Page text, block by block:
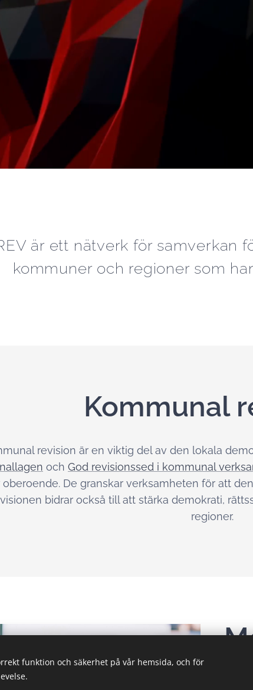
är ett nätverk för samverkan
kommuner och regioner som
Kommunal
revision är en viktig del av den lokala
och God revisionssed i kommunal
oberoende. De granskar verksamheten för att
bidrar också till att stärka demokrati,
regioner.
funktion och säkerhet på vår hemsida, och för